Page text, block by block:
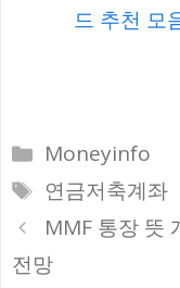
드 추천 모
카
테
고
리
Moneyinfo
태
그
연금저축계좌
MMF 통장 뜻
전망